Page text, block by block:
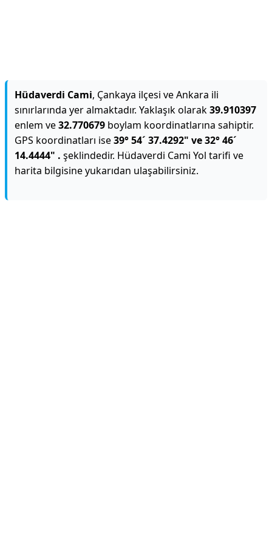
Hüdaverdi Cami, Çankaya ilçesi ve Ankara ili
sınırlarında yer almaktadır. Yaklaşık olarak39.910397
enlem ve32.770679 boylam koordinatlarına sahiptir.
GPS koordinatları ise39° 54´ 37.4292" ve 32° 46´
14.4444" . şeklindedir. Hüdaverdi Cami Yol tarifi ve
harita bilgisine yukarıdan ulaşabilirsiniz.